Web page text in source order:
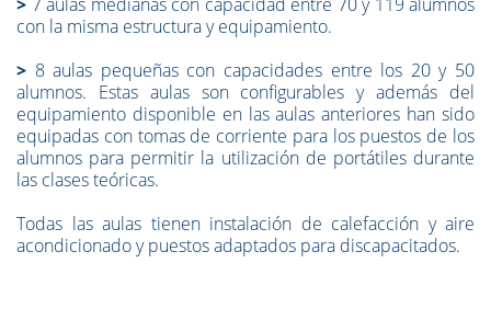
con la misma estructura y equipamiento.
> 8 aulas pequeñas con capacidades entre los 20 y 50
alumnos. Estas aulas son configurables y además del
equipamiento disponible en las aulas anteriores han sido
equipadas con tomas de corriente para los puestos de los
alumnos para permitir la utilización de portátiles durante
las clases teóricas.
Todas las aulas tienen instalación de calefacción y aire
acondicionado y puestos adaptados para discapacitados.